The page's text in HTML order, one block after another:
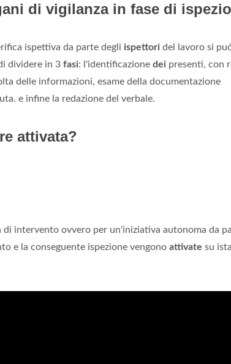
di vigilanza in fase di
ispettiva da parte degli ispettori del lavoro si
dividere in 3 fasi: l'identificazione dei presenti, con
delle informazioni, esame della documentazione
e infine la redazione del verbale.
attivata?
intervento ovvero per un'iniziativa autonoma da
e la conseguente ispezione vengono attivate su